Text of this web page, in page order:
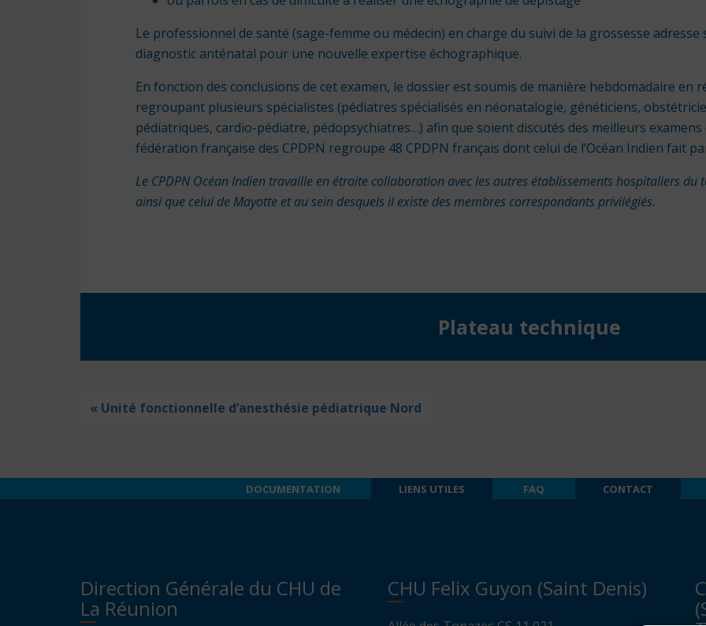
Le professionnel de santé (sage-femme ou médecin) en charge du suivi de la grossesse
diagnostic anténatal pour une nouvelle expertise échographique.
En fonction des conclusions de cet examen, le dossier est soumis de manière hebdomadaire en
regroupant plusieurs spécialistes (pédiatres spécialisés en néonatalogie, généticiens,
pédiatriques, cardio-pédiatre, pédopsychiatres…) afin que soient discutés des meilleurs
fédération française des CPDPN regroupe 48 CPDPN français dont celui de l’Océan Indien fait
Le CPDPN Océan Indien travaille en étroite collaboration avec les autres établissements hospitaliers du
ainsi que celui de Mayotte et au sein desquels il existe des membres correspondants privilégiés.
Plateau technique
« Unité fonctionnelle d’anesthésie pédiatrique Nord
DOCUMENTATION LIENS UTILES FAQ CONTACT
Direction Générale du CHU de
La Réunion
CHU Felix Guyon (Saint Denis)